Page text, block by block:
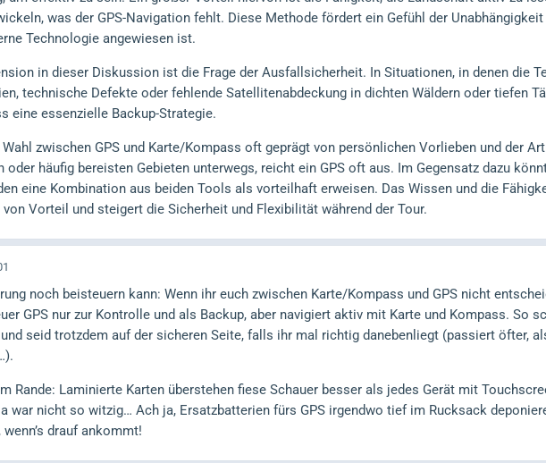
was der GPS-Navigation fehlt. Diese Methode fördert ein Gefühl der
Technologie angewiesen ist.
in dieser Diskussion ist die Frage der Ausfallsicherheit. In Situationen, in denen die
technische Defekte oder fehlende Satellitenabdeckung in dichten Wäldern oder tiefen
eine essenzielle Backup-Strategie.
zwischen GPS und Karte/Kompass oft geprägt von persönlichen Vorlieben und der
oder häufig bereisten Gebieten unterwegs, reicht ein GPS oft aus. Im Gegensatz dazu
eine Kombination aus beiden Tools als vorteilhaft erweisen. Das Wissen und die
Vorteil und steigert die Sicherheit und Flexibilität während der Tour.
noch beisteuern kann: Wenn ihr euch zwischen Karte/Kompass und GPS nicht
GPS nur zur Kontrolle und als Backup, aber navigiert aktiv mit Karte und Kompass. So
seid trotzdem auf der sicheren Seite, falls ihr mal richtig danebenliegt (passiert öfter,
Rande: Laminierte Karten überstehen fiese Schauer besser als jedes Gerät mit
war nicht so witzig… Ach ja, Ersatzbatterien fürs GPS irgendwo tief im Rucksack
drauf ankommt!